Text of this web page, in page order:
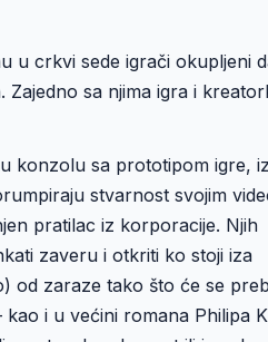
u crkvi sede igrači okupljeni
sa njima igra i
konzolu sa prototipom igre, iz
stvarnost svojim
pratilac iz korporacije. Njih
zaveru i otkriti ko stoji iza
od zaraze tako što će se
i u većini romana Philipa